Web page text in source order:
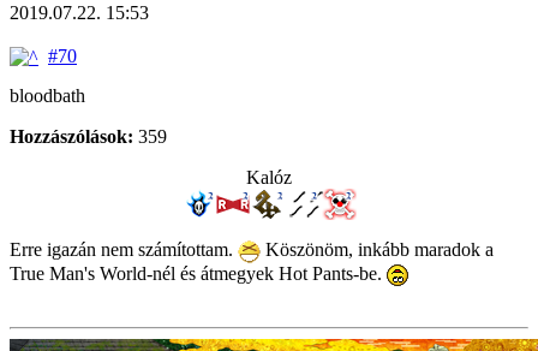
2019.07.22. 15:53
#70
bloodbath
Hozzászólások: 359
Kalóz
Erre igazán nem számítottam.
Köszönöm, inkább maradok a
True Man's World-nél és átmegyek Hot Pants-be.